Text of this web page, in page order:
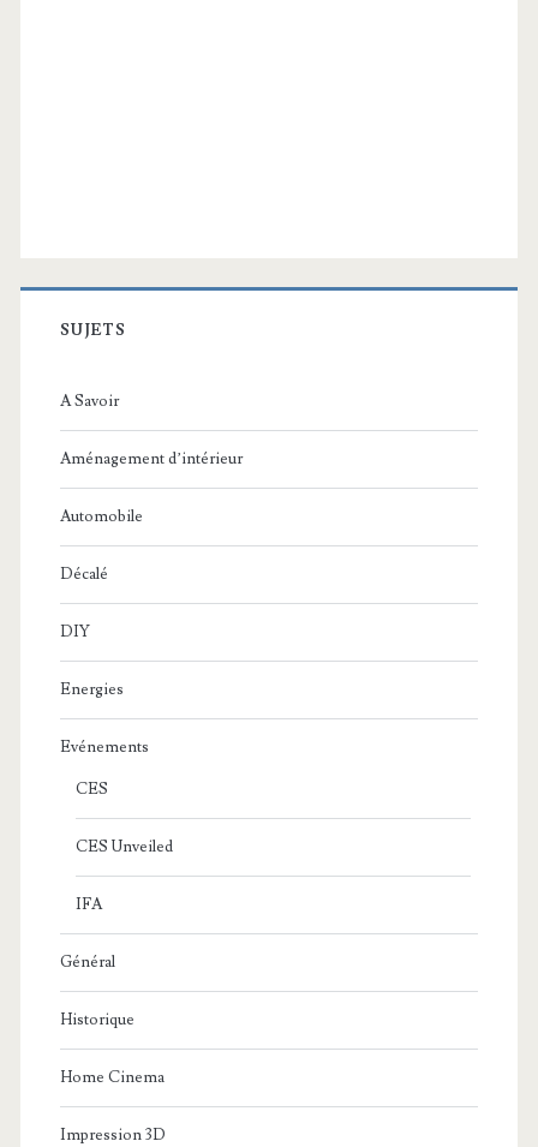
SUJETS
A Savoir
Aménagement d’intérieur
Automobile
Décalé
DIY
Energies
Evénements
CES
CES Unveiled
IFA
Général
Historique
Home Cinema
Impression 3D